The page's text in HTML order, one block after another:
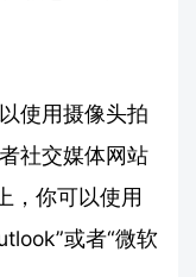
使用摄像头拍
社交媒体网站
，你可以使用
或者“微软